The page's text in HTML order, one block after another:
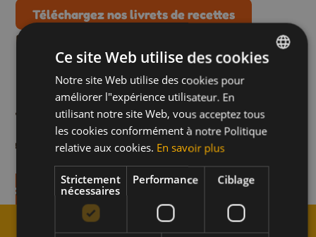
Téléchargez nos livrets de recettes
Plus de recettes comme
celle-ci
au concombre,
en 10 min.
Camembert grillé
miel
Temps de préparation en 15
Découvrez la recette
Végétarien
ENGLISH
Ce site Web utilise des cookies
Notre site Web utilise des cookies pour
améliorer l"expérience utilisateur. En
utilisant notre site Web, vous acceptez tous
les cookies conformément à notre Politique
relative aux cookies. En savoir plus
Strictement
nécessaires
Performance Ciblage